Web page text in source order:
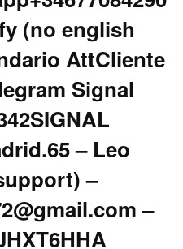
(no english
AttCliente
Signal
– Leo
–
–